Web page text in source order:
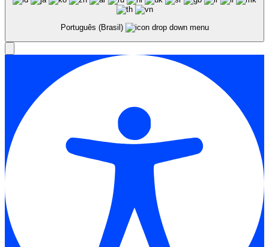
Português (Brasil)